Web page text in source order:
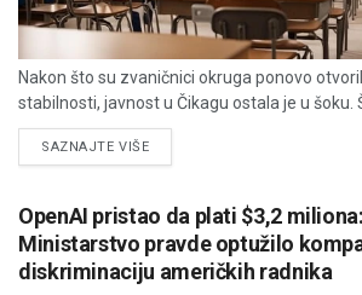
Nakon što su zvaničnici okruga ponovo
stabilnosti, javnost u Čikagu ostala je u šoku.
SAZNAJTE VIŠEDETAILS
OpenAI pristao da plati $3,2
Ministarstvo pravde optužilo
diskriminaciju američkih radnika